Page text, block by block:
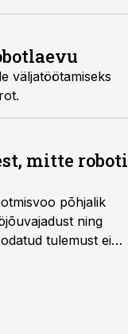
väljatöötamiseks
mitte roboti
põhjalik
ning
tulemust ei